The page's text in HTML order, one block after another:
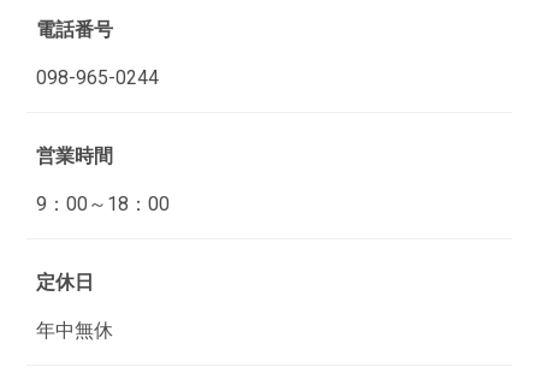
電話番号
098-965-0244
営業時間
9：00～18：00
定休日
年中無休